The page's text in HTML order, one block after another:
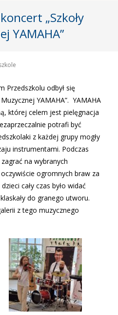
„Szkoły
YAMAHA”
Przedszkolu odbył się
YAMAHA”. YAMAHA
której celem jest pielęgnacja
potrafi być
z każdej grupy mogły
instrumentami. Podczas
na wybranych
ogromnych braw za
cały czas było widać
do granego utworu.
z tego muzycznego